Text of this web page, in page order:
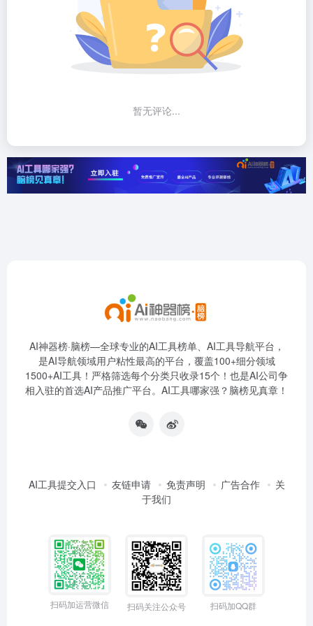
暂无评论...
AI神器榜·脑榜—全球专业的AI工具榜单、AI工具导航平台，
是AI导航领域用户粘性最高的平台，覆盖100+细分领域
1500+AI工具！严格筛选每个分类只收录15个！也是AI公司争
相入驻的首选AI产品推广平台。AI工具哪家强？脑榜见真章！
AI工具提交入口 友链申请 免责声明 广告合作
关
于我们
扫码加运营微信 扫码关注公众号 扫码加QQ群